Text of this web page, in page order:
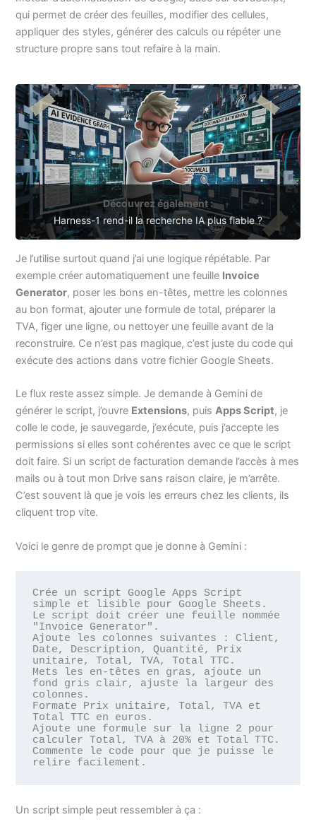
qui permet de créer des feuilles, modifier des cellules,
appliquer des styles, générer des calculs ou répéter une
structure propre sans tout refaire à la main.
Découvrez également :
Harness-1 rend-il la recherche IA plus fiable ?
Je l’utilise surtout quand j’ai une logique répétable. Par
exemple créer automatiquement une feuille Invoice
Generator, poser les bons en-têtes, mettre les colonnes
au bon format, ajouter une formule de total, préparer la
TVA, figer une ligne, ou nettoyer une feuille avant de la
reconstruire. Ce n’est pas magique, c’est juste du code qui
exécute des actions dans votre fichier Google Sheets.
Le flux reste assez simple. Je demande à Gemini de
générer le script, j’ouvre Extensions, puisApps Script, je
colle le code, je sauvegarde, j’exécute, puis j’accepte les
permissions si elles sont cohérentes avec ce que le script
doit faire. Si un script de facturation demande l’accès à mes
mails ou à tout mon Drive sans raison claire, je m’arrête.
C’est souvent là que je vois les erreurs chez les clients, ils
cliquent trop vite.
Voici le genre de prompt que je donne à Gemini :
Crée un script Google Apps Script
simple et lisible pour Google Sheets.
Le script doit créer une feuille nommée
"Invoice Generator".
Ajoute les colonnes suivantes : Client,
Date, Description, Quantité, Prix
unitaire, Total, TVA, Total TTC.
Mets les en-têtes en gras, ajoute un
fond gris clair, ajuste la largeur des
colonnes.
Formate Prix unitaire, Total, TVA et
Total TTC en euros.
Ajoute une formule sur la ligne 2 pour
calculer Total, TVA à 20% et Total TTC.
Commente le code pour que je puisse le
relire facilement.
Un script simple peut ressembler à ça :